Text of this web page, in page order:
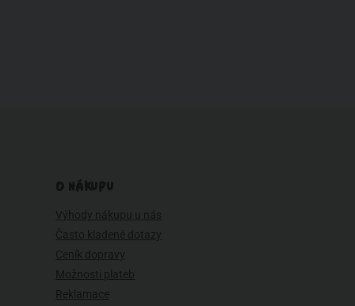
O NÁKUPU
Výhody nákupu u nás
Často kladené dotazy
Ceník dopravy
Možnosti plateb
Reklamace